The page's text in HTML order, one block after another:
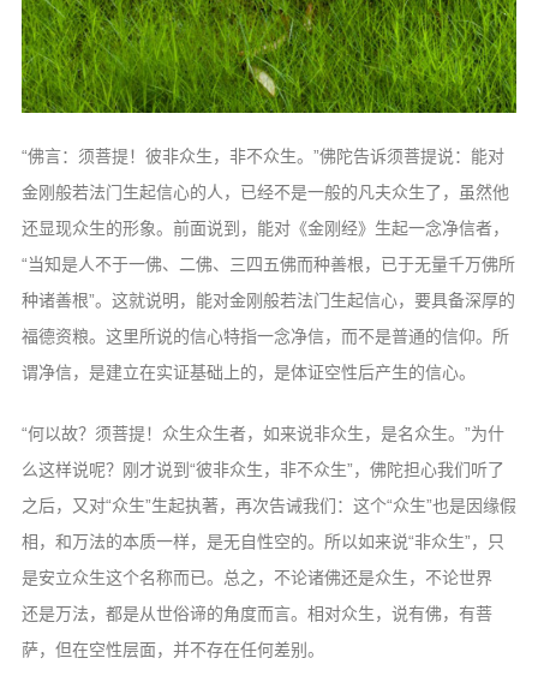
“佛言：须菩提！彼非众生，非不众生。”佛陀告诉须菩提说：能对
金刚般若法门生起信心的人，已经不是一般的凡夫众生了，虽然他
还显现众生的形象。前面说到，能对《金刚经》生起一念净信者，
“当知是人不于一佛、二佛、三四五佛而种善根，已于无量千万佛所
种诸善根”。这就说明，能对金刚般若法门生起信心，要具备深厚的
福德资粮。这里所说的信心特指一念净信，而不是普通的信仰。所
谓净信，是建立在实证基础上的，是体证空性后产生的信心。
“何以故？须菩提！众生众生者，如来说非众生，是名众生。”为什
么这样说呢？ 刚才说到“彼非众生，非不众生”，佛陀担心我们听了
之后，又对“众生”生起执著， 再次告诫我们：这个“众生”也是因缘假
相， 和万法的本质一样，是无自性空的。所以如来说“非众生”，只
是安立众生这个名称而已。总之，不论诸佛还是众生，不论世界
还是万法，都是从世俗谛的角度而言。相对众生，说有佛，有菩
萨，但在空性层面，并不存在任何差别。